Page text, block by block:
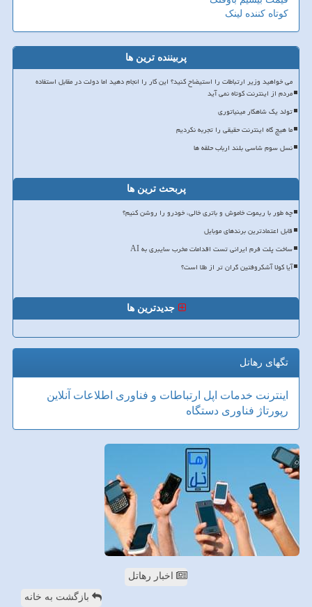
کوتاه کننده لینک
پربیننده ترین ها
می خواهید وزیر ارتباطات را استیضاح کنید؟ این کار را انجام دهید اما دولت در مقابل استفاده
مردم از اینترنت کوتاه نمی آید
تولد یک شاهکار مینیاتوری
ما هیچ گاه اینترنت حقیقی را تجربه نکردیم
نسل سوم شاسی بلند ارباب حلقه ها
پربحث ترین ها
چه طور با ریموت خاموش و باتری خالی، خودرو را روشن کنیم؟
قابل اعتمادترین برندهای موبایل
ساخت پلت فرم ایرانی تست اقدامات مخرب سایبری به AI
آیا کولا آشکروفتین گران تر از طلا است؟
جدیدترین ها
تگهای رهاتل
اینترنت خدمات اپل ارتباطات و فناوری اطلاعات آنلاین
رپورتاژ فناوری دستگاه
اخبار رهاتل
بازگشت به خانه